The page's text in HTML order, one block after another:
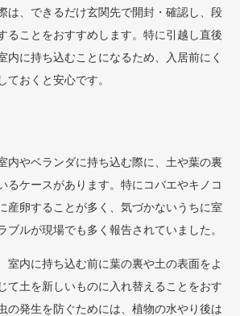
は、できるだけ玄関先で開封・確認し、段
ることをおすすめします。特に引越し直後
内に持ち込むことになるため、入居前にく
ておくと安心です。
内やベランダに持ち込む際に、土や葉の裏
るケースがあります。特にコバエやキノコ
産卵することが多く、気づかないうちに室
ブルが現場でも多く報告されていました。
室内に持ち込む前に葉の裏や土の表面をよ
て土を新しいものに入れ替えることをおす
の発生を防ぐためには、植物の水やり後は